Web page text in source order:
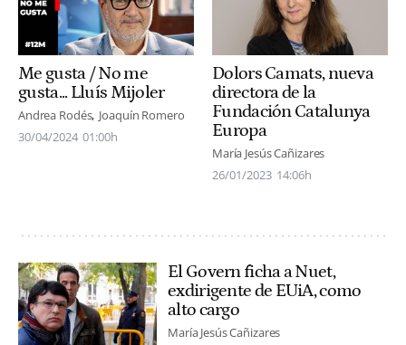
Me gusta / No me
gusta... Lluís Mijoler
Andrea Rodés Joaquín Romero
30/04/2024 01:00h
Dolors Camats, nueva
directora de la
Fundación Catalunya
Europa
María Jesús Cañizares
26/01/2023 14:06h
El Govern ficha a Nuet,
exdirigente de EUiA, como
alto cargo
María Jesús Cañizares